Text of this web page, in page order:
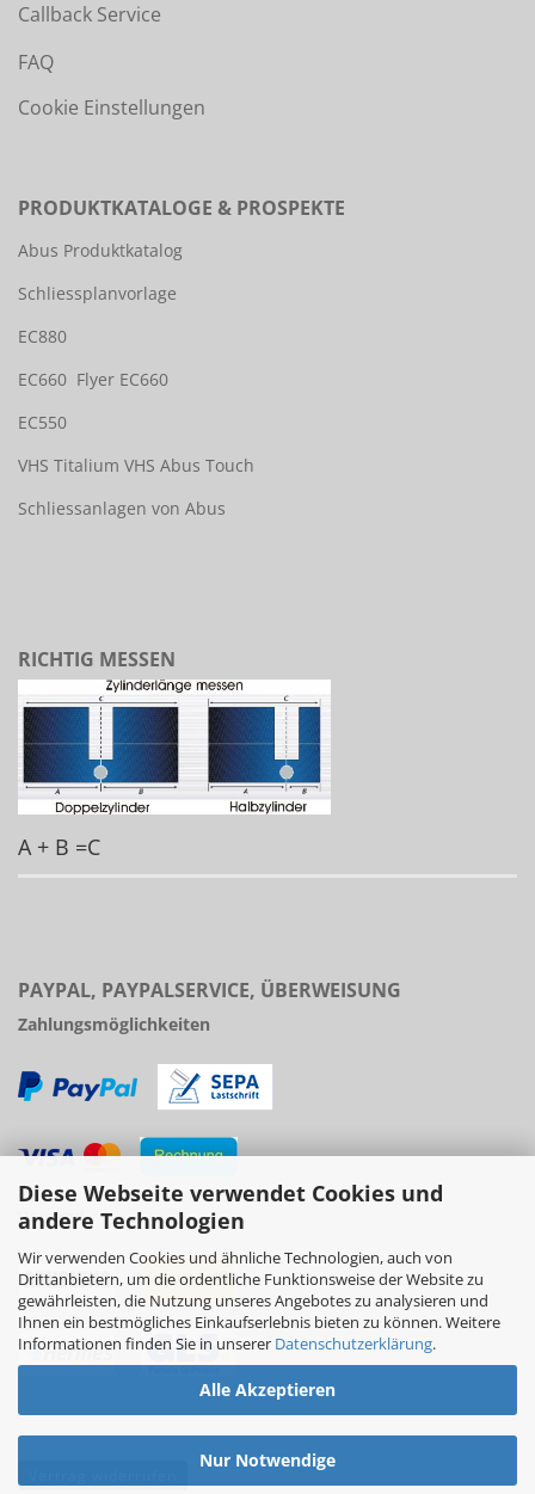
Diese Webseite verwendet Cookies und
andere Technologien
Wir verwenden Cookies und ähnliche Technologien, auch von
Drittanbietern, um die ordentliche Funktionsweise der Website zu
gewährleisten, die Nutzung unseres Angebotes zu analysieren und
Ihnen ein bestmögliches Einkaufserlebnis bieten zu können. Weitere
Informationen finden Sie in unserer Datenschutzerklärung.
Alle Akzeptieren
Nur Notwendige
Callback Service
FAQ
Cookie Einstellungen
PRODUKTKATALOGE & PROSPEKTE
Abus Produktkatalog
Schliessplanvorlage
EC880
EC660 Flyer EC660
EC550
VHS Titalium VHS Abus Touch
Schliessanlagen von Abus
RICHTIG MESSEN
A + B =C
PAYPAL, PAYPALSERVICE, ÜBERWEISUNG
Zahlungsmöglichkeiten
Versand